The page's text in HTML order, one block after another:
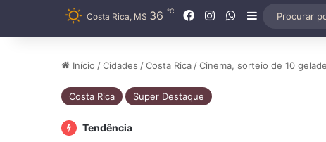
Costa Rica, MS 36 ℃ Facebook
InstagramWhatsApp
Barra Lateral
Início /Cidades /Costa Rica /Cinema, sorteio de 10
Costa Rica Super Destaque
Tendência